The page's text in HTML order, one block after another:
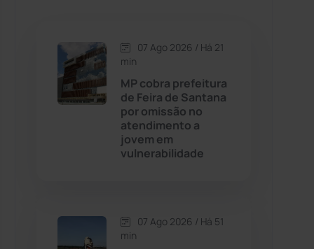
Caetité (1504)
Candiba (157)
Cândido Sales
Caturama
07 Ago 2026 / Há 21
min
MP cobra prefeitura
de Feira de Santana
por omissão no
atendimento a
jovem em
vulnerabilidade
07 Ago 2026 / Há 51
min